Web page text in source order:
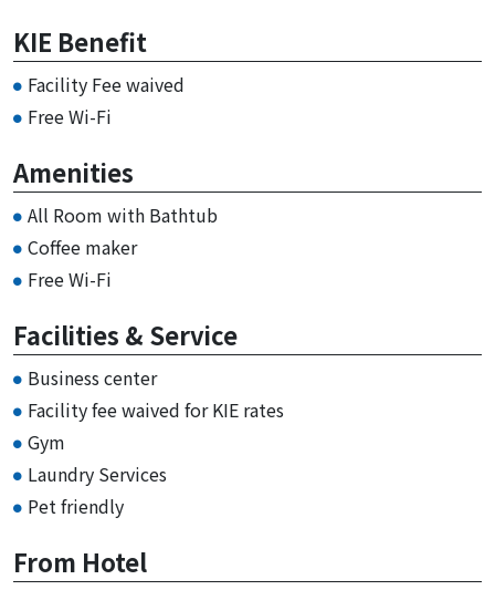
KIE Benefit
Facility Fee waived
Free Wi-Fi
Amenities
All Room with Bathtub
Coffee maker
Free Wi-Fi
Facilities & Service
Business center
Facility fee waived for KIE rates
Gym
Laundry Services
Pet friendly
From Hotel